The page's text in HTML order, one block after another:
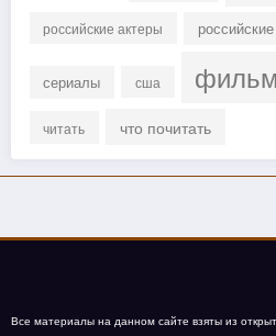
российские актеры
сериалы сша фильм
читать что почитать
Все материалы на данном сайте взяты из